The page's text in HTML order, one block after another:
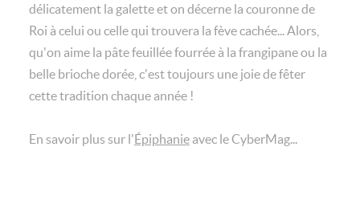
délicatement la galette et on décerne la couronne de
Roi à celui ou celle qui trouvera la fève cachée... Alors,
qu'on aime la pâte feuillée fourrée à la frangipane ou la
belle brioche dorée, c'est toujours une joie de fêter
cette tradition chaque année !
En savoir plus sur l'Épiphanieavec le CyberMag...